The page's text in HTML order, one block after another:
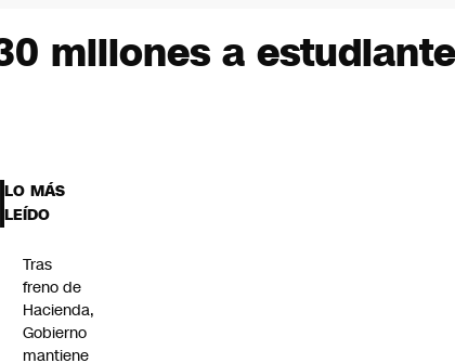
millones a
LO MÁS
LEÍDO
Tras
freno de
Hacienda,
Gobierno
mantiene